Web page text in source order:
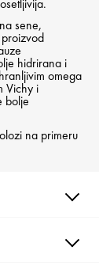
sene,
hidrirana i
omega
Vichy i
bolje
na primeru